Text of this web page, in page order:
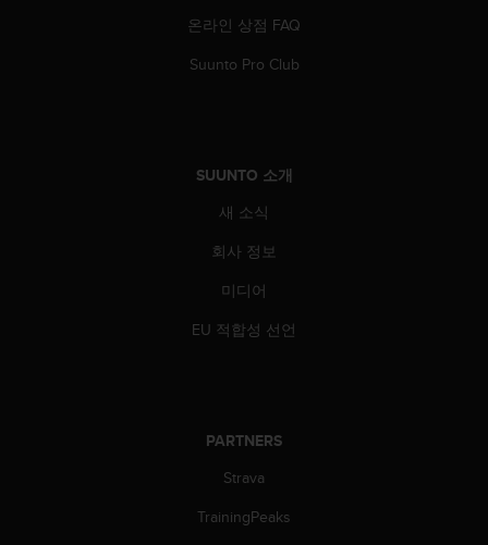
온라인 상점 FAQ
Suunto Pro Club
SUUNTO 소개
새 소식
회사 정보
미디어
EU 적합성 선언
PARTNERS
Strava
TrainingPeaks